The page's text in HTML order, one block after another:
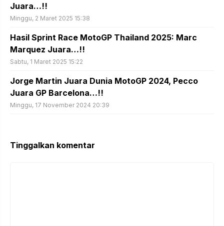
Juara…!!
Minggu, 2 Maret 2025 15:38
Hasil Sprint Race MotoGP Thailand 2025: Marc
Marquez Juara…!!
Sabtu, 1 Maret 2025 15:22
Jorge Martin Juara Dunia MotoGP 2024, Pecco
Juara GP Barcelona…!!
Minggu, 17 November 2024 20:39
Tinggalkan komentar